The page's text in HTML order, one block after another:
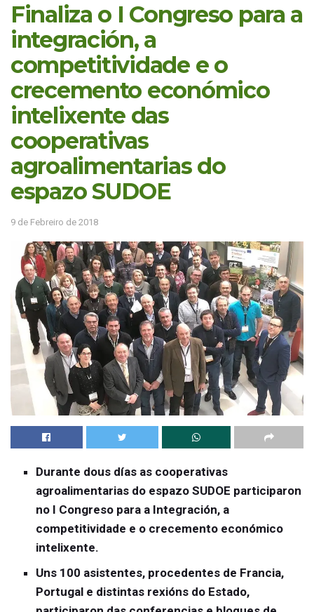
Finaliza o I Congreso para a
integración, a
competitividade e o
crecemento económico
intelixente das
cooperativas
agroalimentarias do
espazo SUDOE
9 de Febreiro de 2018
Durante dous días as cooperativas
agroalimentarias do espazo SUDOE participaron
no I Congreso para a Integración, a
competitividade e o crecemento económico
intelixente.
Uns 100 asistentes, procedentes de Francia,
Portugal e distintas rexións do Estado,